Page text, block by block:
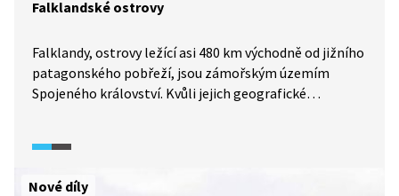
Falklandské ostrovy
Falklandy, ostrovy ležící asi 480 km východně od jižního
patagonského pobřeží, jsou zámořským územím
Spojeného království. Kvůli jejich geografické
podívat.
Nové díly